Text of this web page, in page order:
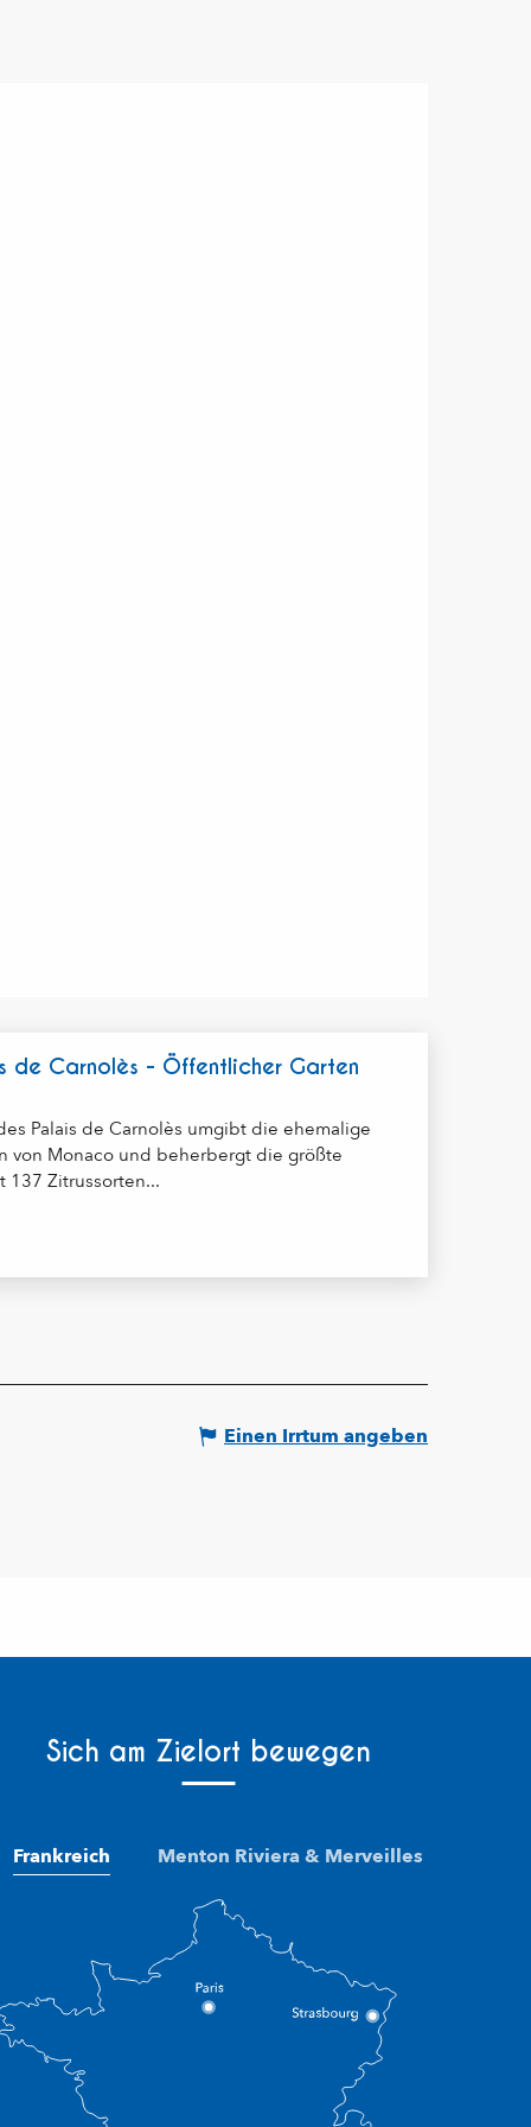
de Carnolès - Öffentlicher Garten
Palais de Carnolès umgibt die ehemalige
von Monaco und beherbergt die größte
137 Zitrussorten...
Einen Irrtum angeben
Sich am Zielort bewegen
Frankreich Menton Riviera & Merveilles